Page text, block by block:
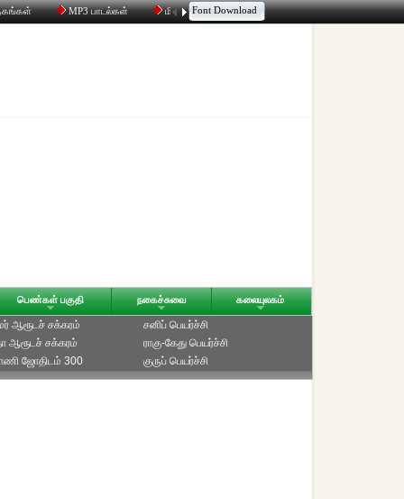
MP3 பாடல்கள் மின்னஞ்சல் திரட்டி உரையாடல்
Font Download
பெண்கள் பகுதி நகைச்சுவை கலையுலகம்
ஆரூடச் சக்கரம்
ஆரூடச் சக்கரம்
ஜோதிடம் 300
சனிப் பெயர்ச்சி
ராகு-கேது பெயர்ச்சி
குருப் பெயர்ச்சி